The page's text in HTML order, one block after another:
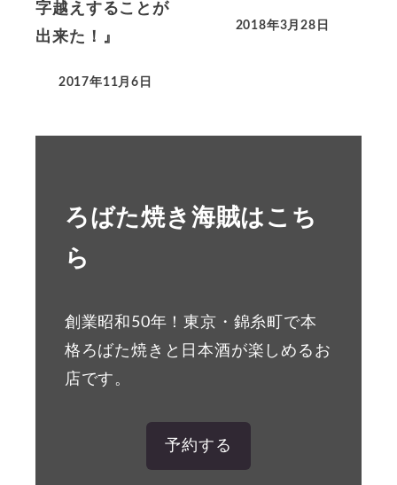
字越えすることが
出来た！』
2017年11月6日
2018年3月28日
ろばた焼き海賊はこち
ら
創業昭和50年！東京・錦糸町で本
格ろばた焼きと日本酒が楽しめるお
店です。
予約する